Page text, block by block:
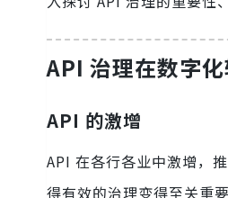
API 治理在数字
API 的激增
API 在各行各业中激增，
得有效的治理变得至关重要